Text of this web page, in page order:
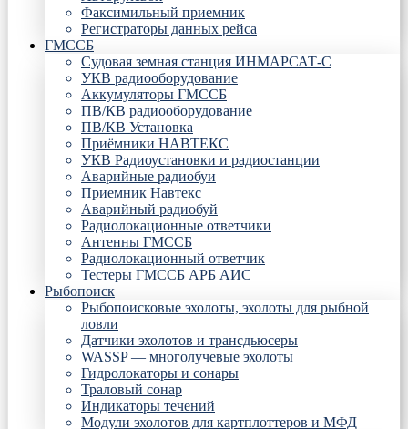
Факсимильный приемник
Регистраторы данных рейса
ГМССБ
Судовая земная станция ИНМАРСАТ-С
УКВ радиооборудование
Аккумуляторы ГМССБ
ПВ/КВ радиооборудование
ПВ/КВ Установка
Приёмники НАВТЕКС
УКВ Радиоустановки и радиостанции
Аварийные радиобуи
Приемник Навтекс
Аварийный радиобуй
Радиолокационные ответчики
Антенны ГМССБ
Радиолокационный ответчик
Тестеры ГМССБ АРБ АИС
Рыбопоиск
Рыбопоисковые эхолоты, эхолоты для рыбной
ловли
Датчики эхолотов и трансдьюсеры
WASSP — многолучевые эхолоты
Гидролокаторы и сонары
Траловый сонар
Индикаторы течений
Модули эхолотов для картплоттеров и МФД